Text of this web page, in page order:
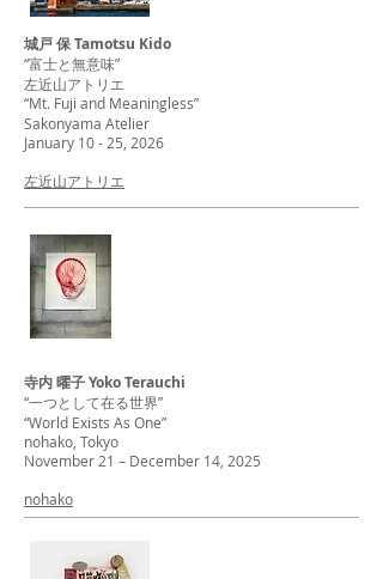
城戸 保 Tamotsu Kido
“富士と無意味”
左近山アトリエ
“Mt. Fuji and Meaningless”
Sakonyama Atelier
January 10 - 25, 2026
左近山アトリエ
寺内 曜子 Yoko Terauchi
“一つとして在る世界”
“World Exists As One”
nohako, Tokyo
November 21 – December 14, 2025
nohako